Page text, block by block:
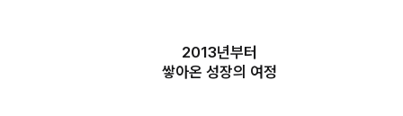
2013년부터
쌓아온 성장의 여정